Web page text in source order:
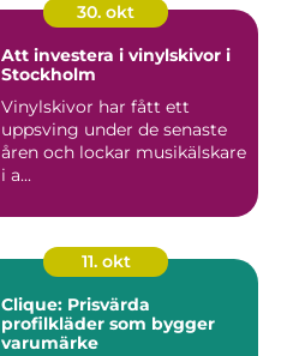
30. okt
Att investera i vinylskivor i
Stockholm
Vinylskivor har fått ett
uppsving under de senaste
åren och lockar musikälskare
i a...
11. okt
Clique: Prisvärda
profilkläder som bygger
varumärke